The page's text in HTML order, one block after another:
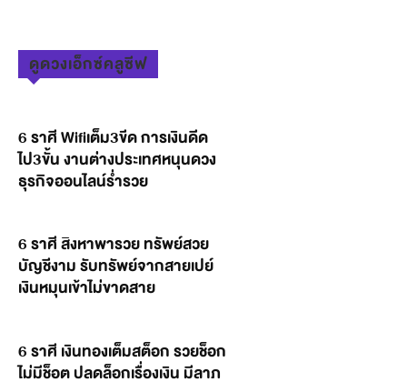
ดูดวงเอ็กซ์คลูซีฟ
6 ราศี Wifiเต็ม3ขีด การเงินดีด
ไป3ขั้น งานต่างประเทศหนุนดวง
ธุรกิจออนไลน์ร่ำรวย
6 ราศี สิงหาพารวย ทรัพย์สวย
บัญชีงาม รับทรัพย์จากสายเปย์
เงินหมุนเข้าไม่ขาดสาย
6 ราศี เงินทองเต็มสต็อก รวยช็อก
ไม่มีช็อต ปลดล็อกเรื่องเงิน มีลาภ